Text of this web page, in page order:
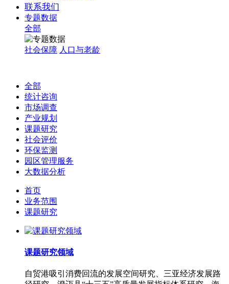
联系我们
专题数据
全部
社会保障 人口与老龄
全部
统计咨询
市场调查
产业规划
课题研究
社会评价
环保监测
园区管理服务
大数据分析
首页
业务范围
课题研究
课题研究领域
自贸港吸引消费回流的发展空间研究、三亚经济发展路